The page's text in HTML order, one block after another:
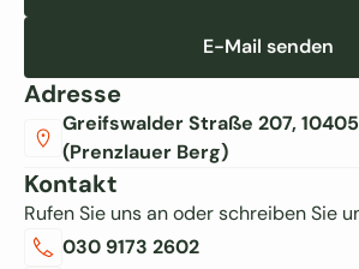
E-Mail senden
Adresse
Greifswalder Straße 207,
(Prenzlauer Berg)
Kontakt
Rufen Sie uns an oder schreiben Sie
030 9173 2602